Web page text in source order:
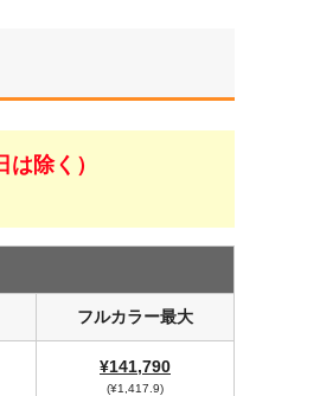
除く）
フルカラー最大
¥141,790
(¥1,417.9)